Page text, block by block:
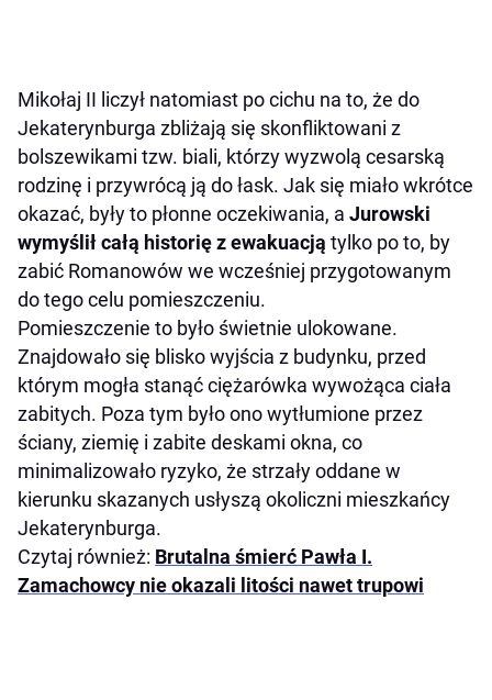
Mikołaj II liczył natomiast po cichu na to, że do
Jekaterynburga zbliżają się skonfliktowani z
bolszewikami tzw. biali, którzy wyzwolą cesarską
rodzinę i przywrócą ją do łask. Jak się miało wkrótce
okazać, były to płonne oczekiwania, a Jurowski
wymyślił całą historię z ewakuacją tylko po to, by
zabić Romanowów we wcześniej przygotowanym
do tego celu pomieszczeniu.
Pomieszczenie to było świetnie ulokowane.
Znajdowało się blisko wyjścia z budynku, przed
którym mogła stanąć ciężarówka wywożąca ciała
zabitych. Poza tym było ono wytłumione przez
ściany, ziemię i zabite deskami okna, co
minimalizowało ryzyko, że strzały oddane w
kierunku skazanych usłyszą okoliczni mieszkańcy
Jekaterynburga.
Czytaj również: Brutalna śmierć Pawła I.
Zamachowcy nie okazali litości nawet trupowi